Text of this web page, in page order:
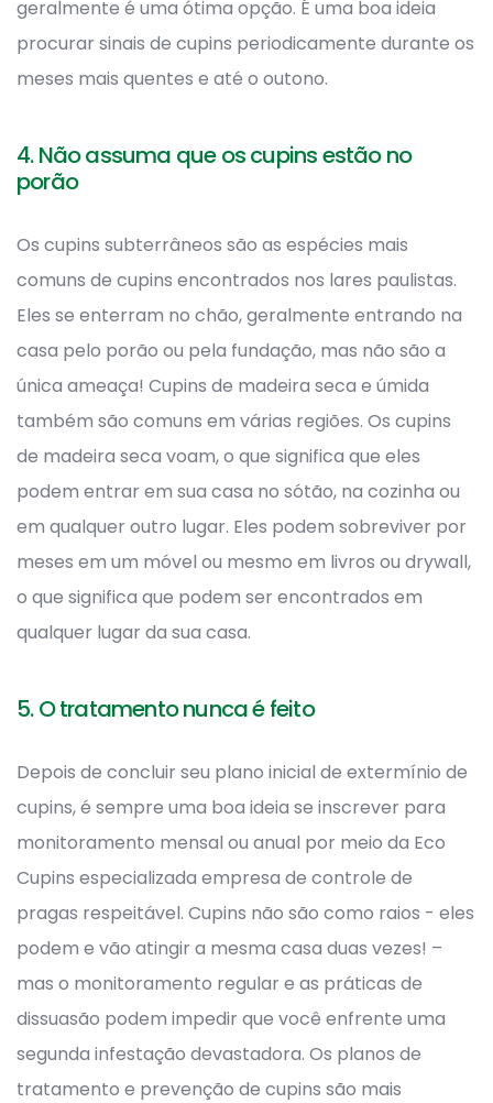
geralmente é uma ótima opção. É uma boa ideia
procurar sinais de cupins periodicamente durante os
meses mais quentes e até o outono.
4. Não assuma que os cupins estão no
porão
Os cupins subterrâneos são as espécies mais
comuns de cupins encontrados nos lares paulistas.
Eles se enterram no chão, geralmente entrando na
casa pelo porão ou pela fundação, mas não são a
única ameaça! Cupins de madeira seca e úmida
também são comuns em várias regiões. Os cupins
de madeira seca voam, o que significa que eles
podem entrar em sua casa no sótão, na cozinha ou
em qualquer outro lugar. Eles podem sobreviver por
meses em um móvel ou mesmo em livros ou drywall,
o que significa que podem ser encontrados em
qualquer lugar da sua casa.
5. O tratamento nunca é feito
Depois de concluir seu plano inicial de extermínio de
cupins, é sempre uma boa ideia se inscrever para
monitoramento mensal ou anual por meio da Eco
Cupins especializada empresa de controle de
pragas respeitável. Cupins não são como raios - eles
podem e vão atingir a mesma casa duas vezes! –
mas o monitoramento regular e as práticas de
dissuasão podem impedir que você enfrente uma
segunda infestação devastadora. Os planos de
tratamento e prevenção de cupins são mais